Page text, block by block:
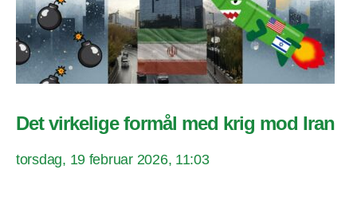
Det virkelige formål med krig mod Iran
torsdag, 19 februar 2026, 11:03